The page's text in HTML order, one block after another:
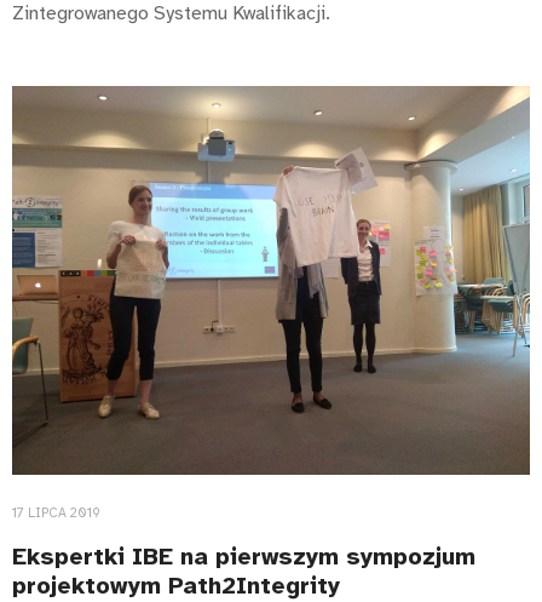
Zintegrowanego Systemu Kwalifikacji.
17 LIPCA 2019
Ekspertki IBE na pierwszym sympozjum
projektowym Path2Integrity